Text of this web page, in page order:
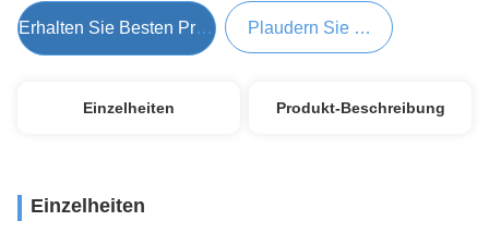
Erhalten Sie Besten Preis Plaudern Sie Jetzt
Einzelheiten Produkt-Beschreibung
Einzelheiten